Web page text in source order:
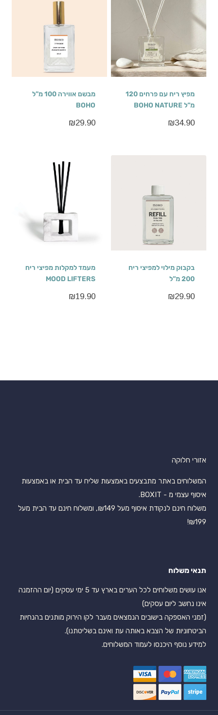
מפיץ ריח עם פרחים 120
מ”ל BOHO NATURE
₪34.90
מבשם אווירה 100 מ”ל
BOHO
₪29.90
בקבוק מילוי למפיצי ריח
200 מ”ל
₪29.90
מעמד למקלות מפיצי ריח
MOOD LIFTERS
₪19.90
אזורי חלוקה
המשלוחים באתר מתבצעים באמצעות שליח עד הבית או באמצעות
איסוף עצמי מ - BOXIT.
משלוח חינם לנקודת איסוף מעל ₪149, ומשלוח חינם עד הבית מעל
₪199!
תנאי משלוח
אנו עושים משלוחים לכל הערים בארץ עד 5 ימי עסקים (יום ההזמנה
אינו נחשב ליום עסקים)
(זמני האספקה בישובים הנמצאים מעבר לקו הירוק מותנים בהנחיות
הביטחוניות של הצבא באותה עת ואינם בשליטתנו).
למידע נוסף היכנסו לעמוד המשלוחים.